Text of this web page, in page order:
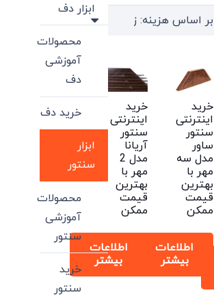
price:
low
خرید
اینترنتی
سنتور
ساور
مدل سه
مهر با
بهترین
قیمت
ممکن
اطلاعات
بیشتر
خرید
اینترنتی
سنتور
آریانا
مدل 2
مهر با
بهترین
قیمت
ممکن
اطلاعات
بیشتر
ابزار دف
محصولات
آموزشی
دف
خرید دف
ابزار
سنتور
محصولات
آموزشی
سنتور
خرید
سنتور